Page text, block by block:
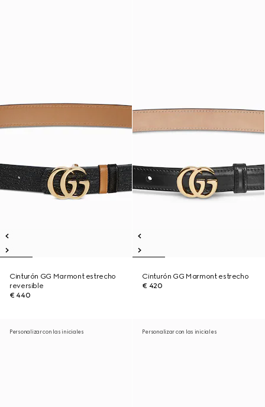
Cinturón GG Marmont estrecho
reversible
€ 440
Cinturón GG Marmont estrecho
€ 420
Personalizar con las iniciales Personalizar con las iniciales